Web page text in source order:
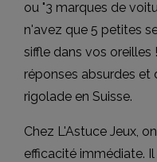
ou "3 marques de
n'avez que 5 petites
siffle dans vos
réponses absurdes
rigolade en Suisse.
Chez L'Astuce Jeux,
efficacité immédiate.